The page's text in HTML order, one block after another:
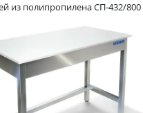
из полипропилена СП-432/800